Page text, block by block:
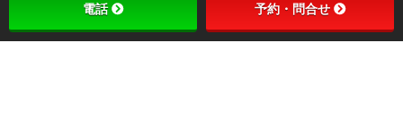
電話 予約・問合せ